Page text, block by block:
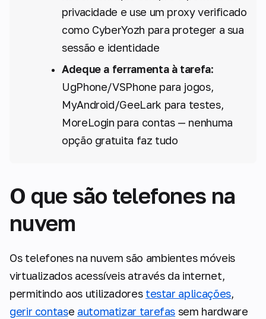
privacidade e use um proxy verificado
como CyberYozh para proteger a sua
sessão e identidade
Adeque a ferramenta à tarefa:
UgPhone/VSPhone para jogos,
MyAndroid/GeeLark para testes,
MoreLogin para contas — nenhuma
opção gratuita faz tudo
O que são telefones na
nuvem
Os telefones na nuvem são ambientes móveis
virtualizados acessíveis através da internet,
permitindo aos utilizadores testar aplicações,
gerir contase automatizar tarefas sem hardware